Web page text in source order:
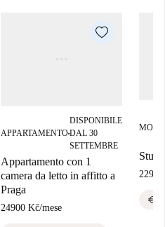
APPARTAMENTO■
DISPONIBILE
DAL 30
SETTEMBRE
Appartamento con 1
camera da letto in affitto a
Praga
24900 Kč/mese
euro